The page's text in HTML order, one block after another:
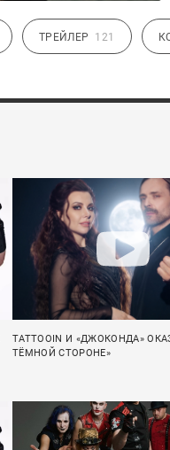
ТРЕЙЛЕР 121
TATTOOIN И «ДЖОКОНДА»
ТЁМНОЙ СТОРОНЕ»